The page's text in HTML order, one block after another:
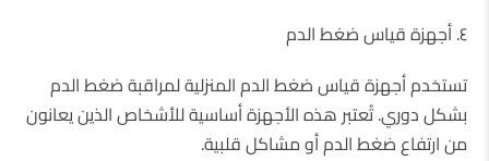
٤. أجهزة قياس ضغط الدم
تستخدم أجهزة قياس ضغط الدم المنزلية لمراقبة ضغط الدم
بشكل دوري. تُعتبر هذه الأجهزة أساسية للأشخاص الذين يعانون
من ارتفاع ضغط الدم أو مشاكل قلبية.